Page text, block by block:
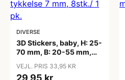
DIVERSE
3D Stickers, baby, H: 25-
70 mm, B: 20-55 mm,
pk.
VEJL. PRIS 33,95 KR
29,95 kr